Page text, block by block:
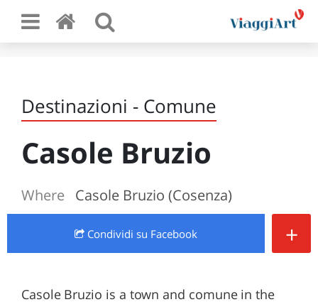
Destinazioni - Comune
Casole Bruzio
Where Casole Bruzio (Cosenza)
Condividi su Facebook +
Casole Bruzio is a town and comune in the